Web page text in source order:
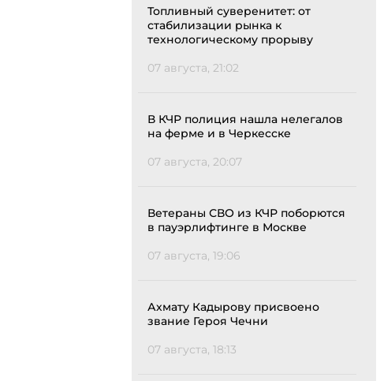
Топливный суверенитет: от
стабилизации рынка к
технологическому прорыву
07 августа, 21:02
В КЧР полиция нашла нелегалов
на ферме и в Черкесске
07 августа, 20:07
Ветераны СВО из КЧР поборются
в пауэрлифтинге в Москве
07 августа, 19:06
Ахмату Кадырову присвоено
звание Героя Чечни
07 августа, 18:13